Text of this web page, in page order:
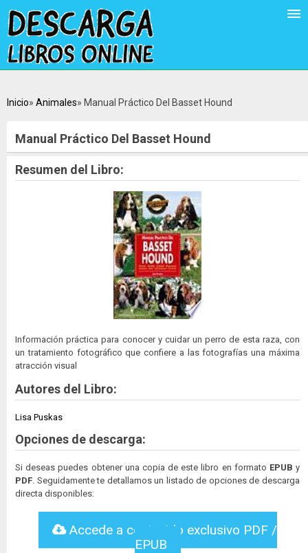
Inicio Animales Manual Práctico Del Basset Hound
Manual Práctico Del Basset Hound
Resumen del Libro:
Información práctica para conocer y cuidar un perro de esta raza, con
un tratamiento fotográfico que confiere a las fotografías una máxima
atracción visual
Autores del Libro:
Lisa Puskas
Opciones de descarga:
Si deseas puedes obtener una copia de este libro en formato EPUB y
PDF . Seguidamente te detallamos un listado de opciones de descarga
directa disponibles:
Accede a contenido exclusivo PDF /
EPUB